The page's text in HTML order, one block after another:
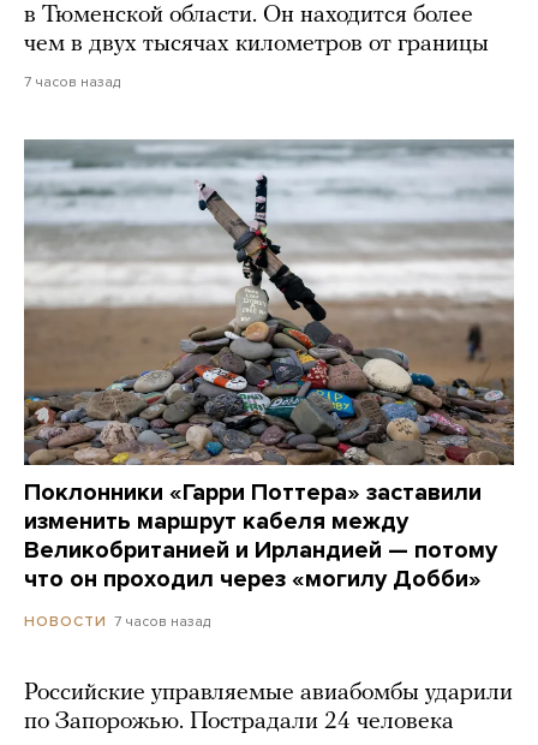
в Тюменской области. Он находится более
чем в двух тысячах километров от границы
7 часов назад
Поклонники «Гарри Поттера» заставили
изменить маршрут кабеля между
Великобританией и Ирландией — потому
что он проходил через «могилу Добби»
НОВОСТИ 7 часов назад
Российские управляемые авиабомбы ударили
по Запорожью. Пострадали 24 человека